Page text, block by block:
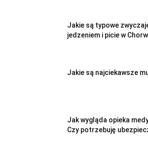
Jakie są typowe
jedzeniem i picie w
Jakie są najciekawsze
Jak wygląda opieka
Czy potrzebuję